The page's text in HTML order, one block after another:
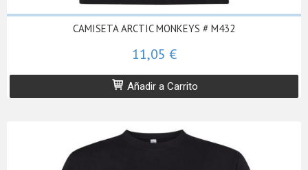
CAMISETA ARCTIC MONKEYS # M432
11,05 €
Añadir a Carrito